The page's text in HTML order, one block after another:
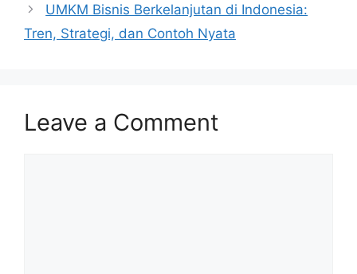
UMKM Bisnis Berkelanjutan di Indonesia:
Tren, Strategi, dan Contoh Nyata
Leave a Comment